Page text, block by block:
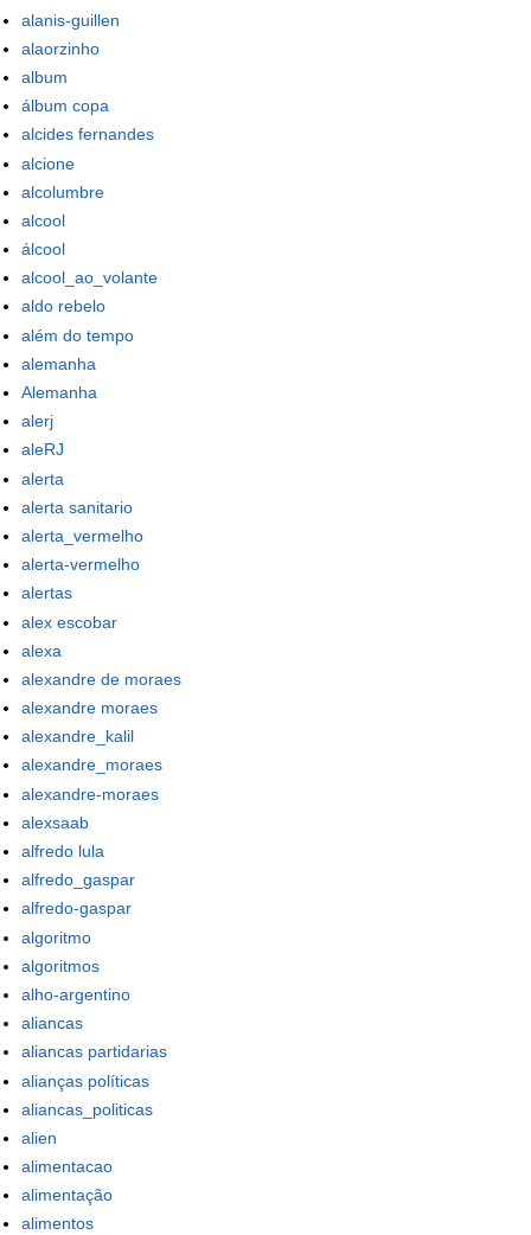
alanis-guillen
alaorzinho
album
álbum copa
alcides fernandes
alcione
alcolumbre
alcool
álcool
alcool_ao_volante
aldo rebelo
além do tempo
alemanha
Alemanha
alerj
aleRJ
alerta
alerta sanitario
alerta_vermelho
alerta-vermelho
alertas
alex escobar
alexa
alexandre de moraes
alexandre moraes
alexandre_kalil
alexandre_moraes
alexandre-moraes
alexsaab
alfredo lula
alfredo_gaspar
alfredo-gaspar
algoritmo
algoritmos
alho-argentino
aliancas
aliancas partidarias
alianças políticas
aliancas_politicas
alien
alimentacao
alimentação
alimentos